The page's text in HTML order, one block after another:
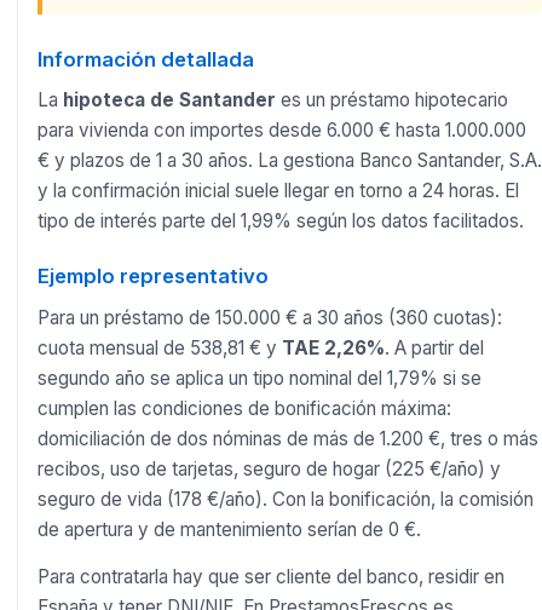
Información detallada
La hipoteca de Santander es un préstamo hipotecario
para vivienda con importes desde 6.000 € hasta 1.000.000
€ y plazos de 1 a 30 años. La gestiona Banco Santander, S.A.
y la confirmación inicial suele llegar en torno a 24 horas. El
tipo de interés parte del 1,99% según los datos facilitados.
Ejemplo representativo
Para un préstamo de 150.000 € a 30 años (360 cuotas):
cuota mensual de 538,81 € y TAE 2,26%. A partir del
segundo año se aplica un tipo nominal del 1,79% si se
cumplen las condiciones de bonificación máxima:
domiciliación de dos nóminas de más de 1.200 €, tres o más
recibos, uso de tarjetas, seguro de hogar (225 €/año) y
seguro de vida (178 €/año). Con la bonificación, la comisión
de apertura y de mantenimiento serían de 0 €.
Para contratarla hay que ser cliente del banco, residir en